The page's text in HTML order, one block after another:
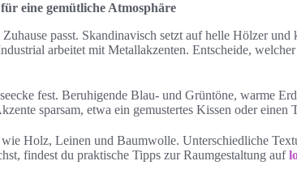
eine gemütliche Atmosphäre
passt. Skandinavisch setzt auf helle Hölzer
arbeitet mit Metallakzenten. Entscheide,
fest. Beruhigende Blau- und Grüntöne, warme
sparsam, etwa ein gemustertes Kissen oder einen
Holz, Leinen und Baumwolle. Unterschiedliche
findest du praktische Tipps zur Raumgestaltung auf